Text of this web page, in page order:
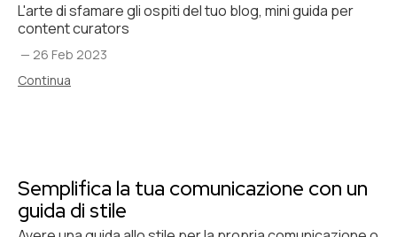
L'arte di sfamare gli ospiti del tuo blog, mini guida per
content curators
— 26 Feb 2023
Continua
Semplifica la tua comunicazione con un
guida di stile